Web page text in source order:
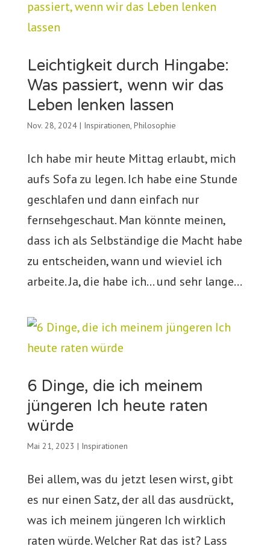
Leichtigkeit durch Hingabe:
Was passiert, wenn wir das
Leben lenken lassen
Nov. 28, 2024| Inspirationen, Philosophie
Ich habe mir heute Mittag erlaubt, mich
aufs Sofa zu legen. Ich habe eine Stunde
geschlafen und dann einfach nur
fernsehgeschaut. Man könnte meinen,
dass ich als Selbständige die Macht habe
zu entscheiden, wann und wieviel ich
arbeite. Ja, die habe ich… und sehr lange...
6 Dinge, die ich meinem
jüngeren Ich heute raten
würde
Mai 21, 2023 | Inspirationen
Bei allem, was du jetzt lesen wirst, gibt
es nur einen Satz, der all das ausdrückt,
was ich meinem jüngeren Ich wirklich
raten würde. Welcher Rat das ist? Lass